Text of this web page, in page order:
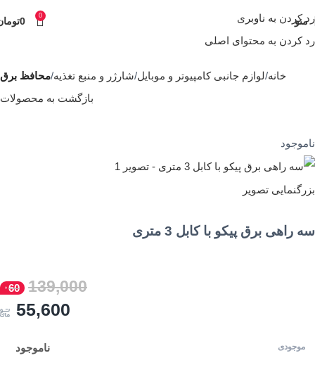
رد کردن به ناوبری
رد کردن به محتوای اصلی
منو 0
0
خانه لوازم جانبی کامپیوتر و موبایل شارژر و منبع تغذیه محافظ برق
بازگشت به محصولات
ناموجود
بزرگنمایی تصویر
سه راهی برق پیکو با کابل 3 متری
139,000
60
55,600
ناموجود